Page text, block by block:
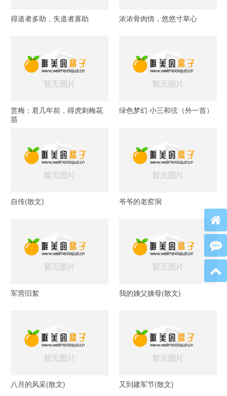
得道者多助，失道者寡助 浓浓骨肉情，悠悠寸草心
赏梅：君几年前，得虎刺梅花
苗
绿色梦幻 小三和弦（外一首）
自传(散文) 爷爷的老窑洞
军营旧絮 我的姨父姨母(散文)
八月的风采(散文) 又到建军节(散文)